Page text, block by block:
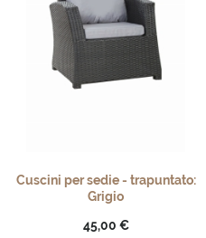
Cuscini per sedie - trapuntato:
Grigio
45,00 €